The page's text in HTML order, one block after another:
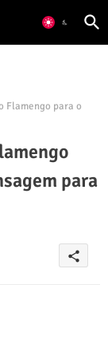
Flamengo para o
para
share